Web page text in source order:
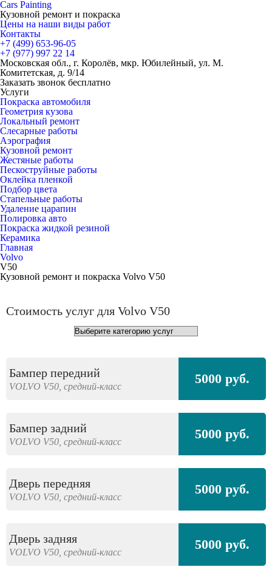
Cars Painting
Кузовной ремонт и покраска
Цены на наши виды работ
Контакты
+7 (499) 653-96-05
+7 (977) 997 22 14
Московская обл., г. Королёв, мкр. Юбилейный, ул. М.
Комитетская, д. 9/14
Заказать звонок бесплатно
Услуги
Покраска автомобиля
Геометрия кузова
Локальный ремонт
Слесарные работы
Аэрография
Кузовной ремонт
Жестяные работы
Пескоструйные работы
Оклейка пленкой
Подбор цвета
Стапельные работы
Удаление царапин
Полировка авто
Покраска жидкой резиной
Керамика
Главная
Volvo
V50
Кузовной ремонт и покраска Volvo V50
Стоимость услуг для Volvo V50
Бампер передний
VOLVO V50, средний-класс 5000 руб.
Бампер задний
VOLVO V50, средний-класс 5000 руб.
Дверь передняя
VOLVO V50, средний-класс 5000 руб.
Дверь задняя
VOLVO V50, средний-класс 5000 руб.